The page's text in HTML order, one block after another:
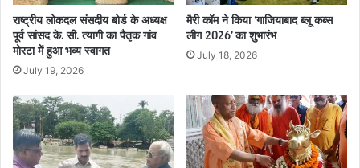
राष्ट्रीय लोकदल संसदीय बोर्ड के अध्यक्ष
पूर्व सांसद के. सी. त्यागी का पैतृक गांव
मोरटा में हुआ भव्य स्वागत
July 19, 2026
मैरी कॉम ने किया ‘गाजियाबाद ब्लू कब्स
लीग 2026’ का शुभारंभ
July 18, 2026